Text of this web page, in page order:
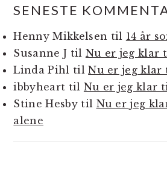
SENESTE
Henny Mikkelsen til 14 år
Susanne J til Nu er jeg klar
Linda Pihl tilNu er jeg klar
ibbyheart til Nu er jeg klar
Stine Hesbytil Nu er jeg
alene